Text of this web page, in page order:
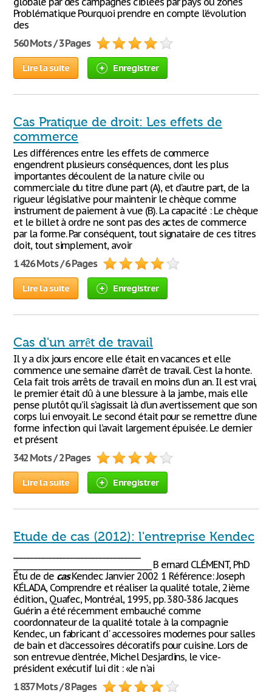
Problématique Pourquoi prendre en compte l’évolution
des
560 Mots / 3 Pages
Lire la suite Enregistrer
Cas Pratique de droit: Les effets de
commerce
Les différences entre les effets de commerce
engendrent plusieurs conséquences, dont les plus
importantes découlent de la nature civile ou
commerciale du titre d’une part (A), et d’autre part, de la
rigueur législative pour maintenir le chèque comme
instrument de paiement à vue (B). La capacité : Le chèque
et le billet à ordre ne sont pas des actes de commerce
par la forme. Par conséquent, tout signataire de ces titres
doit, tout simplement, avoir
1 426 Mots / 6 Pages
Lire la suite Enregistrer
Cas d'un arrêt de travail
Il y a dix jours encore elle était en vacances et elle
commence une semaine d’arrêt de travail. C’est la honte.
Cela fait trois arrêts de travail en moins d’un an. Il est vrai,
le premier était dû à une blessure à la jambe, mais elle
pense plutôt qu’il s’agissait là d’un avertissement que son
corps lui envoyait. Le second était pour se remettre d’une
forme infection qui l’avait largement épuisée. Le dernier
et présent
342 Mots / 2 Pages
Lire la suite Enregistrer
Etude de cas (2012): l'entreprise Kendec
______________________________________ B ernard CLÉMENT, PhD
Étu de de casKendec Janvier 2002 1 Référence: Joseph
KÉLADA, Comprendre et réaliser la qualité totale, 2ième
édition., Quafec, Montréal, 1995, pp. 380-386 Jacques
Guérin a été récemment embauché comme
coordonnateur de la qualité totale à la compagnie
Kendec, un fabricant d' accessoires modernes pour salles
de bain et d'accessoires décoratifs pour cuisine. Lors de
son entrevue d'entrée, Michel Desjardins, le vice-
président exécutif lui dit : «Je n'ai
1 837 Mots / 8 Pages